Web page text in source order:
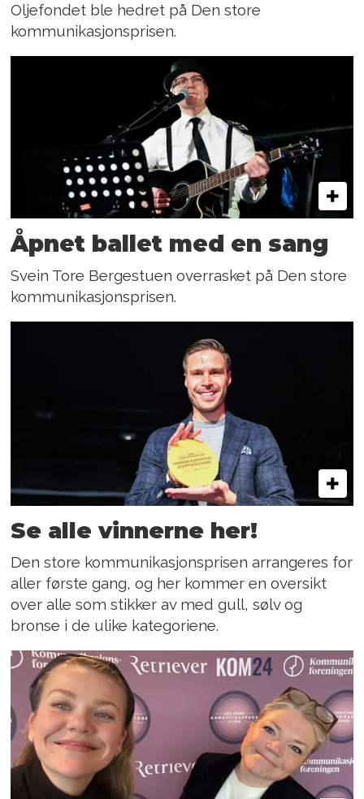
Oljefondet ble hedret på Den store
kommunikasjonsprisen.
Åpnet ballet med en sang
Svein Tore Bergestuen overrasket på Den store
kommunikasjonsprisen.
Se alle vinnerne her!
Den store kommunikasjonsprisen arrangeres for
aller første gang, og her kommer en oversikt
over alle som stikker av med gull, sølv og
bronse i de ulike kategoriene.